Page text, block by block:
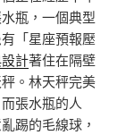
瓶，一個典型
「星座預報壓
計著住在隔壁
。林天秤完美
張水瓶的人
踢的毛線球，